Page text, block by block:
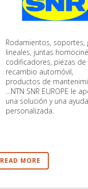
Rodamientos, soportes,
lineales, juntas
codificadores, piezas de
recambio automóvil,
productos de
…NTN SNR EUROPE le
una solución y una ayuda
personalizada.
READ MORE